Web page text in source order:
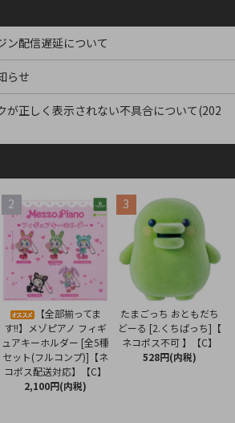
ン配信遅延について
らせ
が正しく表示されない不具合について(202
2
【全部揃ってま
す!!】メゾピアノ フィギ
ュアキーホルダー [全5種
セット(フルコンプ)]【ネ
コポス配送対応】【C】
2,100円(内税)
3
たまごっち おともだち
どーる [2.くちぱっち]【
ネコポス不可 】【C】
528円(内税)